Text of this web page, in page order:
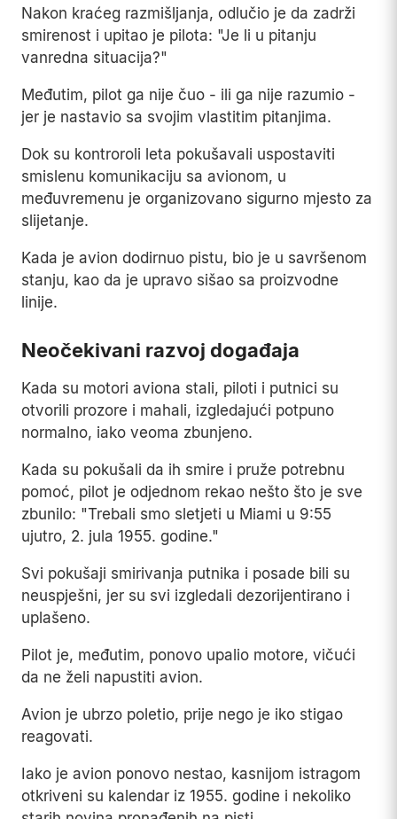
Nakon kraćeg razmišljanja, odlučio je da zadrži
smirenost i upitao je pilota: "Je li u pitanju
vanredna situacija?"
Međutim, pilot ga nije čuo - ili ga nije razumio -
jer je nastavio sa svojim vlastitim pitanjima.
Dok su kontroroli leta pokušavali uspostaviti
smislenu komunikaciju sa avionom, u
međuvremenu je organizovano sigurno mjesto za
slijetanje.
Kada je avion dodirnuo pistu, bio je u savršenom
stanju, kao da je upravo sišao sa proizvodne
linije.
Neočekivani razvoj događaja
Kada su motori aviona stali, piloti i putnici su
otvorili prozore i mahali, izgledajući potpuno
normalno, iako veoma zbunjeno.
Kada su pokušali da ih smire i pruže potrebnu
pomoć, pilot je odjednom rekao nešto što je sve
zbunilo: "Trebali smo sletjeti u Miami u 9:55
ujutro, 2. jula 1955. godine."
Svi pokušaji smirivanja putnika i posade bili su
neuspješni, jer su svi izgledali dezorijentirano i
uplašeno.
Pilot je, međutim, ponovo upalio motore, vičući
da ne želi napustiti avion.
Avion je ubrzo poletio, prije nego je iko stigao
reagovati.
Iako je avion ponovo nestao, kasnijom istragom
otkriveni su kalendar iz 1955. godine i nekoliko